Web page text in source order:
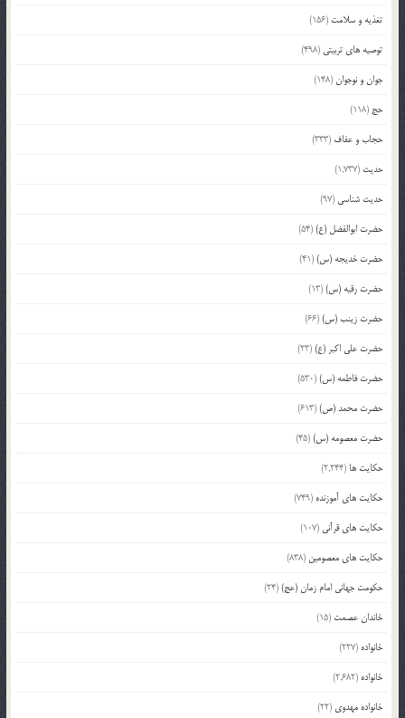
تغذیه و سلامت (156)
توصیه های تربیتی (498)
جوان و نوجوان(148)
حج (118)
حجاب و عفاف (333)
حدیث (1,737)
حدیث شناسی (97)
حضرت ابوالفضل (ع)(54)
حضرت خدیجه (س)(41)
حضرت رقیه (س)(13)
حضرت زینب (س)(66)
حضرت علی اکبر (ع)(23)
حضرت فاطمه (س)(530)
حضرت محمد (ص)(613)
حضرت معصومه (س)(45)
حکایت ها (2,244)
حکایت های آموزنده (749)
حکایت های قرآنی (107)
حکایت های معصومین (838)
حکومت جهانی امام زمان (عج)(24)
خاندان عصمت (15)
خانواده (227)
خانواده (2,682)
خانواده مهدوی (22)